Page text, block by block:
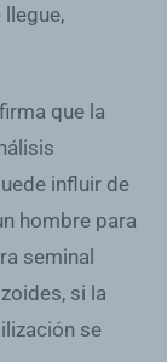
que la
influir de
hombre para
seminal
si la
se